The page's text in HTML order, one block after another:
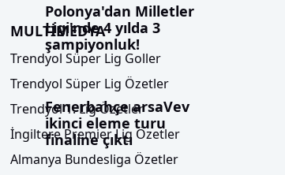
Polonya'dan Milletler
Ligi'nde 4 yılda 3
şampiyonluk!
Fenerbahçe arsaVev
ikinci eleme turu
finaline çıktı
MULTİMEDYA
Trendyol Süper Lig Goller
Trendyol Süper Lig Özetler
Trendyol 1. Lig Özetler
İngiltere Premier Lig Özetler
Almanya Bundesliga Özetler